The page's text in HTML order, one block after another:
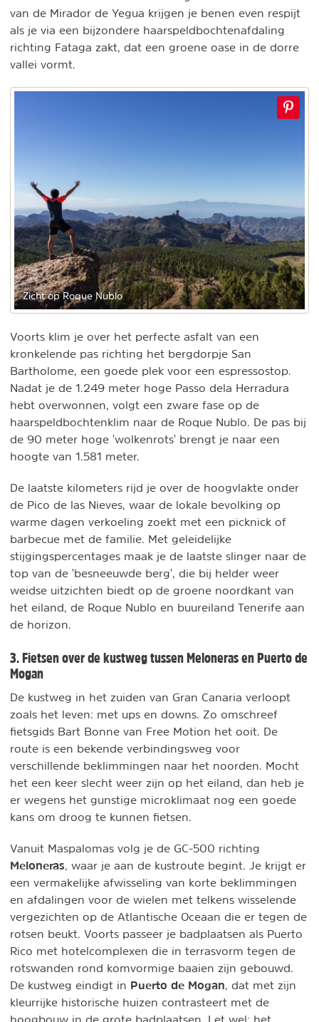
van de Mirador de Yegua krijgen je benen even respijt
als je via een bijzondere haarspeldbochtenafdaling
richting Fataga zakt, dat een groene oase in de dorre
vallei vormt.
Zicht op Roque Nublo
Voorts klim je over het perfecte asfalt van een
kronkelende pas richting het bergdorpje San
Bartholome, een goede plek voor een espressostop.
Nadat je de 1.249 meter hoge Passo dela Herradura
hebt overwonnen, volgt een zware fase op de
haarspeldbochtenklim naar de Roque Nublo. De pas bij
de 90 meter hoge 'wolkenrots' brengt je naar een
hoogte van 1.581 meter.
De laatste kilometers rijd je over de hoogvlakte onder
de Pico de las Nieves, waar de lokale bevolking op
warme dagen verkoeling zoekt met een picknick of
barbecue met de familie. Met geleidelijke
stijgingspercentages maak je de laatste slinger naar de
top van de 'besneeuwde berg', die bij helder weer
weidse uitzichten biedt op de groene noordkant van
het eiland, de Roque Nublo en buureiland Tenerife aan
de horizon.
3. Fietsen over de kustweg tussen Meloneras en Puerto de
Mogan
De kustweg in het zuiden van Gran Canaria verloopt
zoals het leven: met ups en downs. Zo omschreef
fietsgids Bart Bonne van Free Motion het ooit. De
route is een bekende verbindingsweg voor
verschillende beklimmingen naar het noorden. Mocht
het een keer slecht weer zijn op het eiland, dan heb je
er wegens het gunstige microklimaat nog een goede
kans om droog te kunnen fietsen.
Vanuit Maspalomas volg je de GC-500 richting
Meloneras , waar je aan de kustroute begint. Je krijgt er
een vermakelijke afwisseling van korte beklimmingen
en afdalingen voor de wielen met telkens wisselende
vergezichten op de Atlantische Oceaan die er tegen de
rotsen beukt. Voorts passeer je badplaatsen als Puerto
Rico met hotelcomplexen die in terrasvorm tegen de
rotswanden rond komvormige baaien zijn gebouwd.
De kustweg eindigt in Puerto de Mogan , dat met zijn
kleurrijke historische huizen contrasteert met de
hoogbouw in de grote badplaatsen. Let wel: het